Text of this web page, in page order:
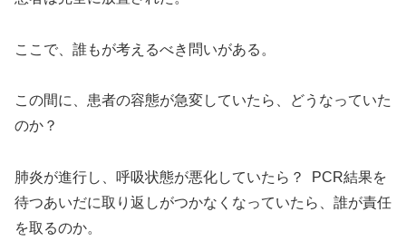
ここで、誰もが考えるべき問いがある。
この間に、患者の容態が急変していたら、どうなっていた
のか？
肺炎が進行し、呼吸状態が悪化していたら？ PCR結果を
待つあいだに取り返しがつかなくなっていたら、誰が責任
を取るのか。